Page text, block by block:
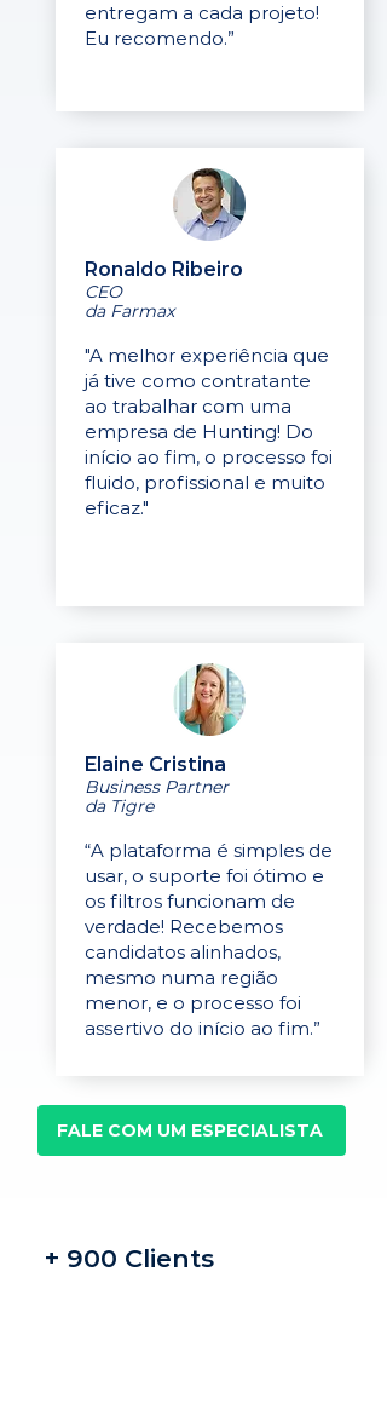
entregam a cada projeto!
Eu recomendo.”
Ronaldo Ribeiro
CEO
da Farmax
"A melhor experiência que
já tive como contratante
ao trabalhar com uma
empresa de Hunting! Do
início ao fim, o processo foi
fluido, profissional e muito
eficaz."
Elaine Cristina
Business Partner
da Tigre
“A plataforma é simples de
usar, o suporte foi ótimo e
os filtros funcionam de
verdade! Recebemos
candidatos alinhados,
mesmo numa região
menor, e o processo foi
assertivo do início ao fim.”
FALE COM UM ESPECIALISTA
+ 900 Clients